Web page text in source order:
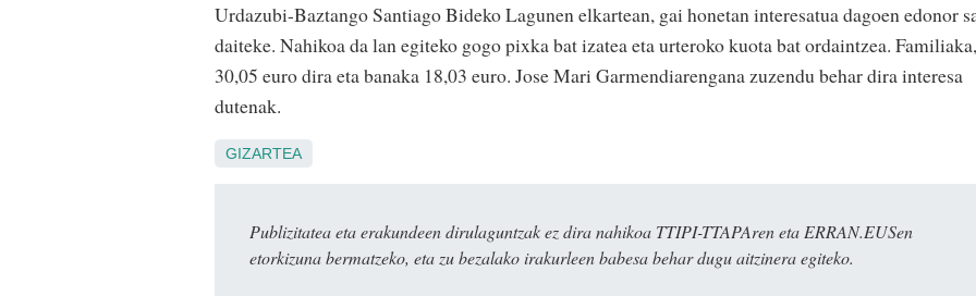
Urdazubi-Baztango Santiago Bideko Lagunen elkartean, gai honetan interesatua dagoen edonor
daiteke. Nahikoa da lan egiteko gogo pixka bat izatea eta urteroko kuota bat ordaintzea. Familiaka,
30,05 euro dira eta banaka 18,03 euro. Jose Mari Garmendiarengana zuzendu behar dira interesa
dutenak.
GIZARTEA
Publizitatea eta erakundeen dirulaguntzak ez dira nahikoa TTIPI-TTAPAren eta ERRAN.EUSen
etorkizuna bermatzeko, eta zu bezalako irakurleen babesa behar dugu aitzinera egiteko.